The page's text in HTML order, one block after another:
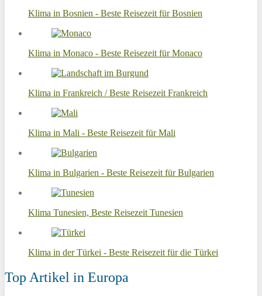
Klima in Bosnien - Beste Reisezeit für Bosnien
Klima in Monaco - Beste Reisezeit für Monaco
Klima in Frankreich / Beste Reisezeit Frankreich
Klima in Mali - Beste Reisezeit für Mali
Klima in Bulgarien - Beste Reisezeit für Bulgarien
Klima Tunesien, Beste Reisezeit Tunesien
Klima in der Türkei - Beste Reisezeit für die Türkei
Top Artikel in Europa